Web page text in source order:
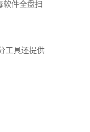
软件全盘扫
工具还提供